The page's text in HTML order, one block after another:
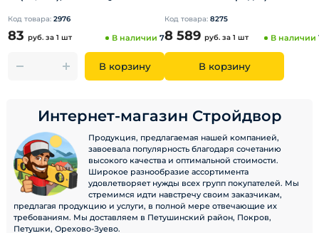
Код товара: 2976
83 руб. за 1 шт В наличии 7
В корзину
Код товара: 8275
8 589 руб. за 1 шт В наличии
В корзину
Интернет-магазин Стройдвор
Продукция, предлагаемая нашей компанией,
завоевала популярность благодаря сочетанию
высокого качества и оптимальной стоимости.
Широкое разнообразие ассортимента
удовлетворяет нужды всех групп покупателей. Мы
стремимся идти навстречу своим заказчикам,
предлагая продукцию и услуги, в полной мере отвечающие их
требованиям. Мы доставляем в Петушинский район, Покров,
Петушки, Орехово-Зуево.